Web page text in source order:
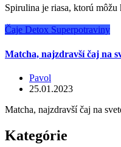
Spirulina je riasa, ktorú
Čaje Detox Superpotraviny
Matcha, najzdravší čaj na
Pavol
25.01.2023
Matcha, najzdravší čaj na
Kategórie